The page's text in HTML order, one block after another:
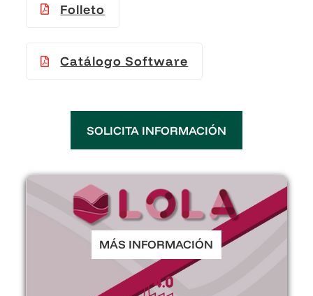
Folleto
Catálogo Software
SOLICITA INFORMACIÓN
MÁS INFORMACIÓN